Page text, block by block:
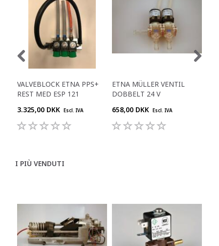
VALVEBLOCK ETNA PPS+
REST MED ESP 121
3.325,00 DKK Escl. IVA
ETNA MÜLLER VENTIL
DOBBELT 24 V
658,00 DKK Escl. IVA
I PIÙ VENDUTI